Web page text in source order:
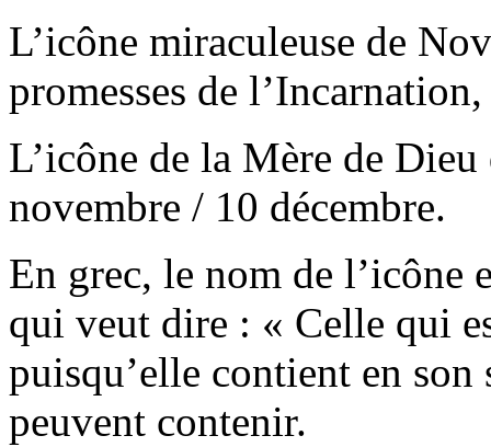
L’icône miraculeuse de
promesses de
L’icône de la Mère de
novembre / 10 décembre.
En grec, le nom de l’icône
qui veut dire : « Celle qui
puisqu’elle contient en
peuvent contenir.